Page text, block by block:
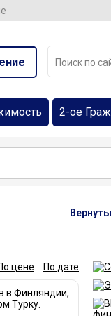
2-ое
цене По дате